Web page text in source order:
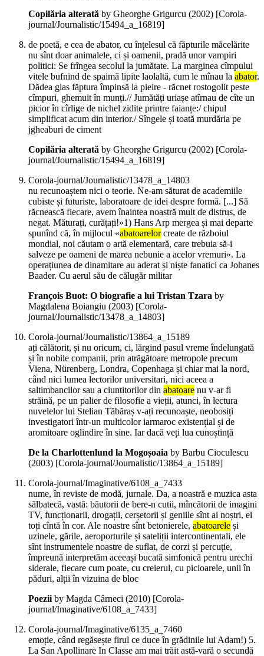
Copilăria alterată by Gheorghe Grigurcu (2002) [Corola-
journal/Journalistic/15494_a_16819]
de poetă, e cea de abator, cu înțelesul că făpturile măcelărite
nu sînt doar animalele, ci și oamenii, pradă unor vampiri
politici: Se frîngea secolul la jumătate. La marginea cîmpului
vitele bufnind de spaimă lipite laolaltă, cum le mînau la abator.
Dădea glas făptura împinsă la pieire - răcnet rostogolit peste
cîmpuri, ghemuit în munți.// Jumătăți uriașe atîrnau de cîte un
picior în cîrlige de nichel zidite printre faianțe:/ chipul
simplificat acum din interior./ Sîngele și toată murdăria pe
jgheaburi de ciment
Copilăria alterată by Gheorghe Grigurcu (2002) [Corola-
journal/Journalistic/15494_a_16819]
Corola-journal/Journalistic/13478_a_14803
nu recunoaștem nici o teorie. Ne-am săturat de academiile
cubiste și futuriste, laboratoare de idei despre formă. [...] Să
răcnească fiecare, avem înaintea noastră mult de distrus, de
negat. Măturați, curățați!»1) Hans Arp mergea și mai departe
spunînd că, în mijlocul «abatoarelorcreate de războiul
mondial, noi căutam o artă elementară, care trebuia să-i
salveze pe oameni de marea nebunie a acelor vremuri». La
operațiunea de dinamitare au aderat și niște fanatici ca Johanes
Baader. Cu aerul său de călugăr militar
François Buot: O biografie a lui Tristan Tzara by
Magdalena Boiangiu (2003) [Corola-
journal/Journalistic/13478_a_14803]
Corola-journal/Journalistic/13864_a_15189
ați călătorit, și nu oricum, ci, lărgind pasul vreme îndelungată
și în nobile companii, prin atrăgătoare metropole precum
Viena, Nürenberg, Londra, Copenhaga și chiar mai la nord,
când nici lumea lectorilor universitari, nici aceea a
saltimbancilor sau a ciuntitorilor din abatoare nu v-ar fi
străină, pe un palier de filosofie a vieții, atunci, în lectura
nuvelelor lui Stelian Tăbăraș v-ați recunoaște, neobosiți
investigatori într-un multicolor iarmaroc existențial și de
aromitoare oglindire în sine. Iar dacă veți lua cunoștință
De la Charlottenlund la Mogoșoaia by Barbu Cioculescu
(2003) [Corola-journal/Journalistic/13864_a_15189]
Corola-journal/Imaginative/6108_a_7433
nume, în reviste de modă, jurnale. Da, a noastră e muzica asta
sălbatecă, vastă: băutorii de bere-n cutii, mîncătorii de imagini
TV, funcționarii, drogații, cerșetorii și geniile sînt ai noștri, ei
toți cîntă în cor. Ale noastre sînt betonierele, abatoarele și
uzinele, gările, aeroporturile și sateliții intercontinentali, ele
sînt instrumentele noastre de suflat, de corzi și percuție,
împreună interpretăm aceeași bucată simfonică pentru urechi
siderale, fiecare cum poate, cu creierul, cu picioarele, unii în
păduri, alții în vizuina de bloc
Poeziiby Magda Cârneci (2010) [Corola-
journal/Imaginative/6108_a_7433]
Corola-journal/Imaginative/6135_a_7460
emoție, când regăsește firul ce duce în grădinile lui Adam!) 5.
La San Apollinare In Classe am mai trăit astă-vară o secundă